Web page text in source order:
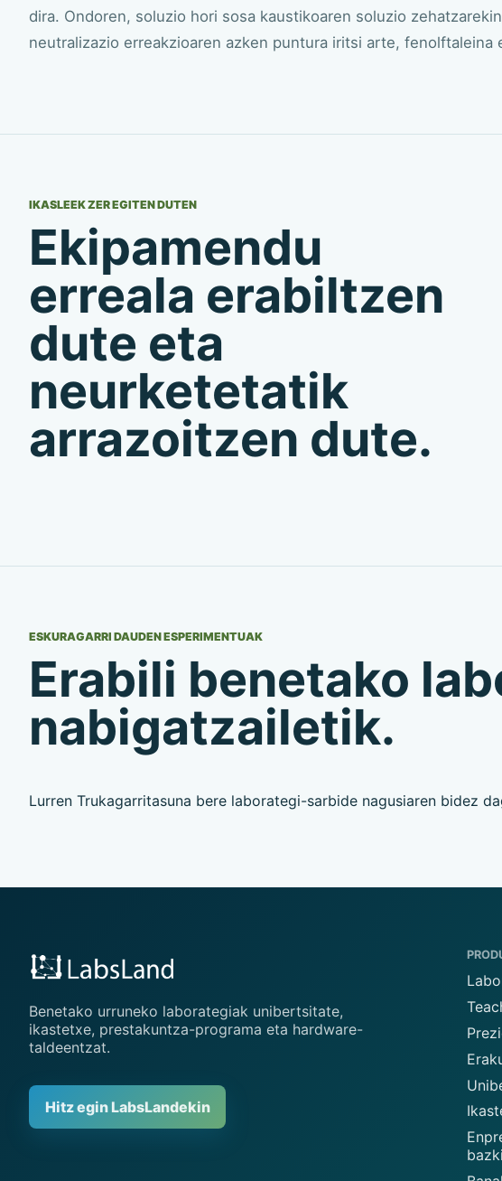
dira. Ondoren, soluzio hori sosa kaustikoaren soluzio
neutralizazio erreakzioaren azken puntura iritsi arte, fenolftaleina
IKASLEEK ZER EGITEN DUTEN
Ekipamendu
erreala erabiltzen
dute eta
neurketetatik
arrazoitzen dute.
ESKURAGARRI DAUDEN ESPERIMENTUAK
Erabili benetako
nabigatzailetik.
Lurren Trukagarritasuna bere laborategi-sarbide nagusiaren bidez
Benetako urruneko laborategiak unibertsitate,
ikastetxe, prestakuntza-programa eta hardware-
taldeentzat.
Hitz egin LabsLandekin